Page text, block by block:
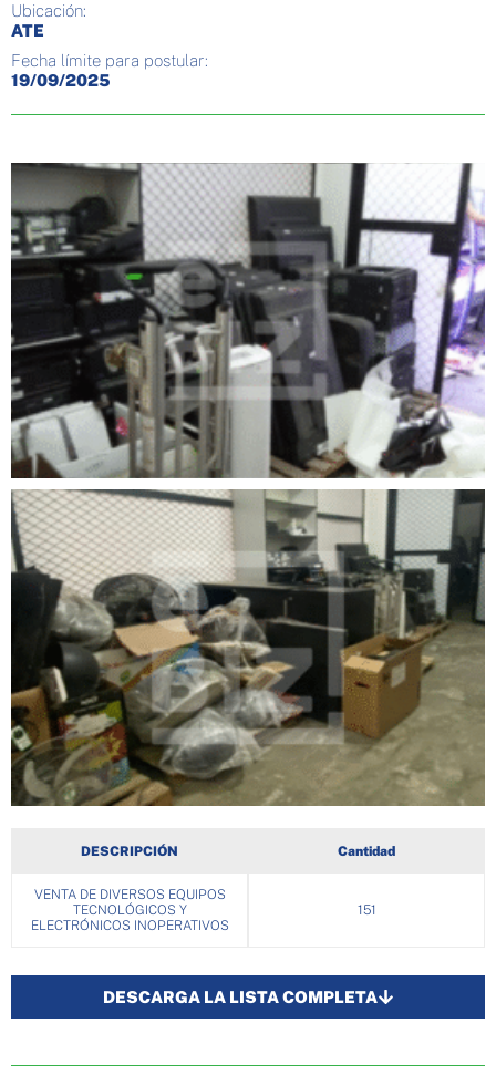
Ubicación:
ATE
Fecha límite para postular:
19/09/2025
DESCRIPCIÓN Cantidad
VENTA DE DIVERSOS EQUIPOS
TECNOLÓGICOS Y
ELECTRÓNICOS INOPERATIVOS
151
DESCARGA LA LISTA COMPLETA